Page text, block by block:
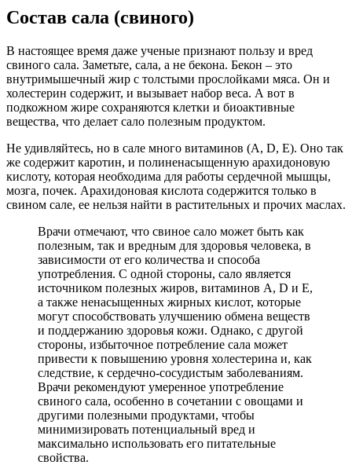
Состав сала (свиного)
В настоящее время даже ученые признают пользу и вред
свиного сала. Заметьте, сала, а не бекона. Бекон – это
внутримышечный жир с толстыми прослойками мяса. Он и
холестерин содержит, и вызывает набор веса. А вот в
подкожном жире сохраняются клетки и биоактивные
вещества, что делает сало полезным продуктом.
Не удивляйтесь, но в сале много витаминов (А, D, E). Оно так
же содержит каротин, и полиненасыщенную арахидоновую
кислоту, которая необходима для работы сердечной мышцы,
мозга, почек. Арахидоновая кислота содержится только в
свином сале, ее нельзя найти в растительных и прочих маслах.
Врачи отмечают, что свиное сало может быть как
полезным, так и вредным для здоровья человека, в
зависимости от его количества и способа
употребления. С одной стороны, сало является
источником полезных жиров, витаминов A, D и E,
а также ненасыщенных жирных кислот, которые
могут способствовать улучшению обмена веществ
и поддержанию здоровья кожи. Однако, с другой
стороны, избыточное потребление сала может
привести к повышению уровня холестерина и, как
следствие, к сердечно-сосудистым заболеваниям.
Врачи рекомендуют умеренное употребление
свиного сала, особенно в сочетании с овощами и
другими полезными продуктами, чтобы
минимизировать потенциальный вред и
максимально использовать его питательные
свойства.